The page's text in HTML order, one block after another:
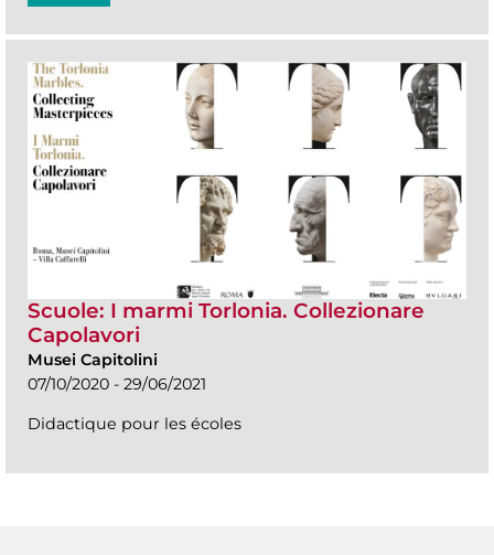
Scuole: I marmi Torlonia. Collezionare
Capolavori
Musei Capitolini
07/10/2020 - 29/06/2021
Didactique pour les écoles